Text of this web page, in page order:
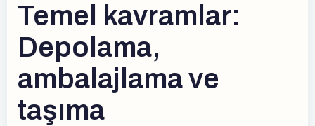
Temel kavramlar:
Depolama,
ambalajlama ve
taşıma